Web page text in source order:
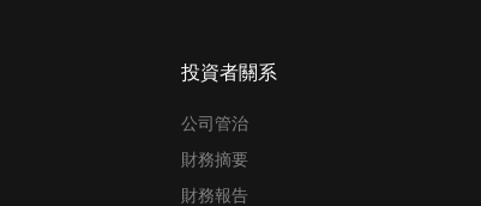
投資者關系
公司管治
財務摘要
財務報告